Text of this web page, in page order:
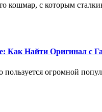
с которым
Как Найти Оригинал с
огромной